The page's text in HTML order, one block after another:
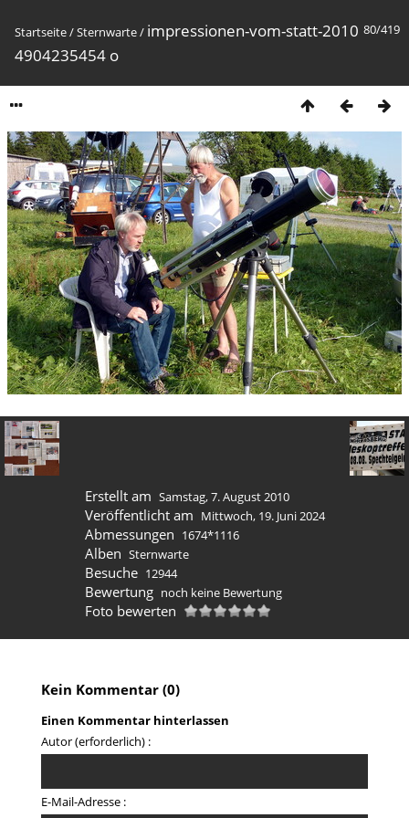
80/419
Startseite/Sternwarte/ impressionen-vom-statt-2010
4904235454 o
Erstellt am Samstag, 7. August 2010
Veröffentlicht am Mittwoch, 19. Juni 2024
Abmessungen 1674*1116
Alben Sternwarte
Besuche 12944
Bewertung noch keine Bewertung
Foto bewerten
Kein Kommentar (0)
Einen Kommentar hinterlassen
Autor (erforderlich) :
E-Mail-Adresse :